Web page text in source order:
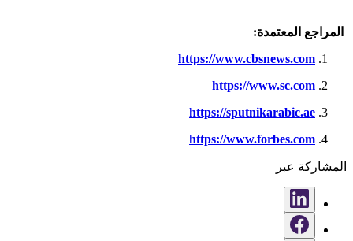
المراجع المعتمدة:
https://www.cbsnews.com
https://www.sc.com
https://sputnikarabic.ae
https://www.forbes.com
المشاركة عبر